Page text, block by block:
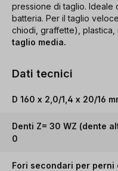
pressione di taglio. Ideale
batteria. Per il taglio
chiodi, graffette), plastica,
taglio media.
Dati tecnici
D 160 x 2,0/1,4 x 20/16
Denti Z= 30 WZ (dente
0
Fori secondari per perni